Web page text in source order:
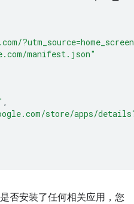
manifest.json"
,
store/apps/
否安装了任何相关应用，您